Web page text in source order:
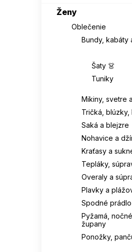
Ženy
Oblečenie
Bundy, kabáty
Šaty 👗
Tuniky
Mikiny, svetre
Tričká,
Saká a blejzre
Nohavice a
Kraťasy a
Tepláky,
Overaly a
Plavky a
Spodné prádlo
Pyžamá,
župany
Ponožky,